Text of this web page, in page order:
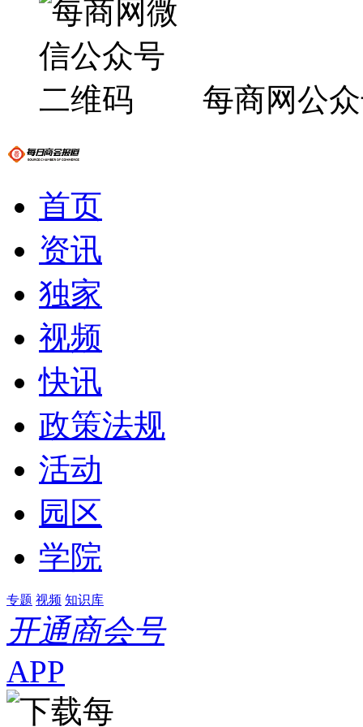
每商网公
首页
资讯
独家
视频
快讯
政策法规
活动
园区
学院
专题 视频 知识库
开通商会号
APP